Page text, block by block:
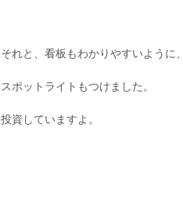
それと、看板もわかりやすいように、
スポットライトもつけました。
投資していますよ。